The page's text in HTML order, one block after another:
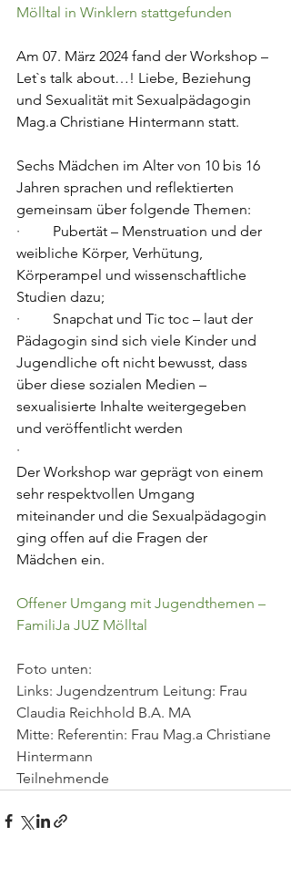
Mölltal in Winklern stattgefunden
Am 07. März 2024 fand der Workshop –
Let`s talk about…! Liebe, Beziehung
und Sexualität mit Sexualpädagogin
Mag.a Christiane Hintermann statt.
Sechs Mädchen im Alter von 10 bis 16
Jahren sprachen und reflektierten
gemeinsam über folgende Themen:
· Pubertät – Menstruation und der
weibliche Körper, Verhütung,
Körperampel und wissenschaftliche
Studien dazu;
· Snapchat und Tic toc – laut der
Pädagogin sind sich viele Kinder und
Jugendliche oft nicht bewusst, dass
über diese sozialen Medien –
sexualisierte Inhalte weitergegeben
und veröffentlicht werden
·
Der Workshop war geprägt von einem
sehr respektvollen Umgang
miteinander und die Sexualpädagogin
ging offen auf die Fragen der
Mädchen ein.
Offener Umgang mit Jugendthemen –
FamiliJa JUZ Mölltal
Foto unten:
Links: Jugendzentrum Leitung: Frau
Claudia Reichhold B.A. MA
Mitte: Referentin: Frau Mag.a Christiane
Hintermann
Teilnehmende